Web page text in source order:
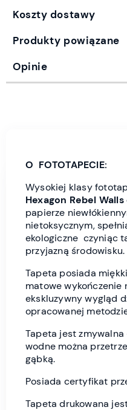
Koszty dostawy
Produkty powiązane
Opinie
O FOTOTAPECIE:
Wysokiej klasy
Hexagon Rebel Walls
papierze
nietoksycznym,
ekologiczne czyniąc
przyjazną środowisku.
Tapeta posiada
matowe wykończenie
ekskluzywny wygląd
opracowanej
Tapeta jest
wodne można
gąbką.
Posiada certyfikat
Tapeta drukowana